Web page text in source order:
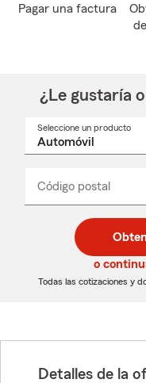
Pagar una factura
¿Le gustaría
Seleccione un producto
Código postal
de
5
dígitos
de
5
dígitos
_____
o
Todas las cotizaciones y
Detalles de la